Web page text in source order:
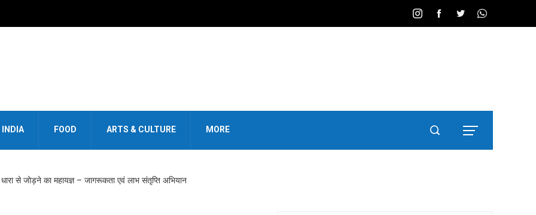
INDIA FOOD ARTS & CULTURE MORE
से जोड़ने का महायज्ञ – जागरूकता एवं लाभ संतृप्ति अभियान